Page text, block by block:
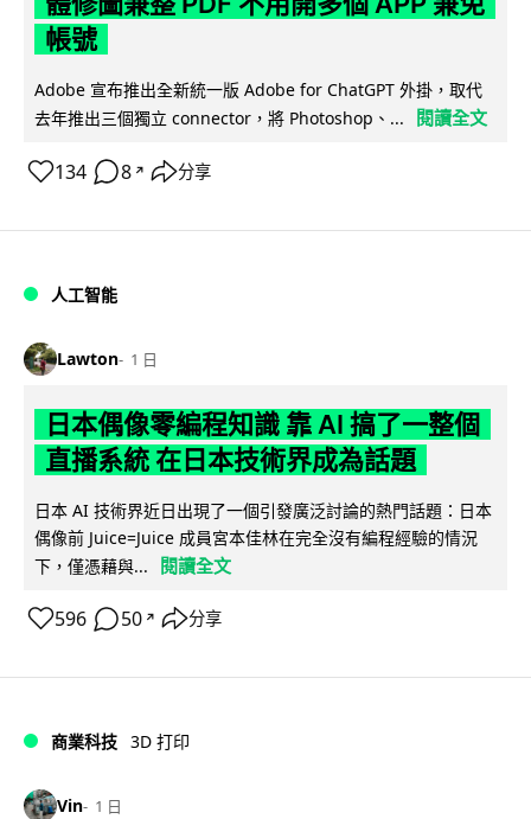
帳號
Adobe 宣布推出全新統一版 Adobe for ChatGPT 外掛，取代
去年推出三個獨立 connector，將 Photoshop、...
閱讀全文
134 8 ↗ 分享
人工智能
Lawton 1 日
日本偶像零編程知識 靠 AI 搞了一整個
直播系統 在日本技術界成為話題
日本 AI 技術界近日出現了一個引發廣泛討論的熱門話題：日本
偶像前 Juice=Juice 成員宮本佳林在完全沒有編程經驗的情況
下，僅憑藉與...
閱讀全文
596 50 ↗ 分享
商業科技 3D 打印
Vin 1 日